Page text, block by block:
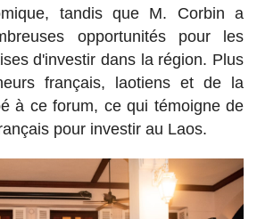
tandis que M. Corbin a
opportunités pour les
d'investir dans la région. Plus
français, laotiens et de la
à ce forum, ce qui témoigne de
pour investir au Laos.